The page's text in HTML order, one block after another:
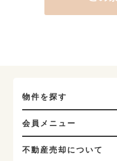
物件を探す
会員メニュー
不動産売却について